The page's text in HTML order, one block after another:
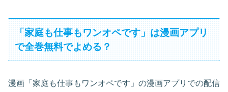
「家庭も仕事もワンオペです」は漫画アプリ
で全巻無料でよめる？
漫画「家庭も仕事もワンオペです」の漫画アプリでの配信